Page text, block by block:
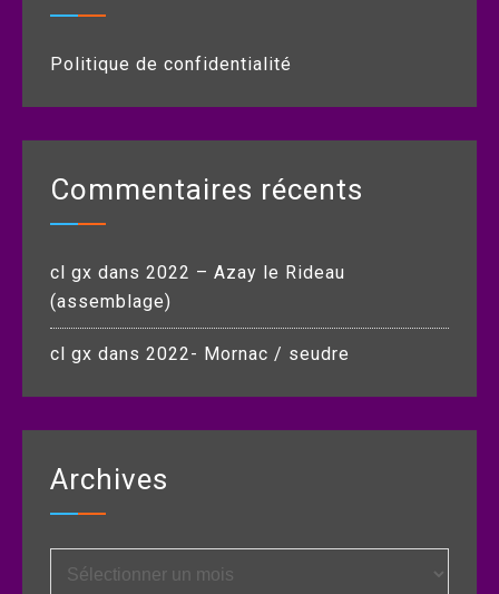
Politique de confidentialité
Commentaires récents
cl gx dans 2022 – Azay le Rideau
(assemblage)
cl gx dans 2022- Mornac / seudre
Archives